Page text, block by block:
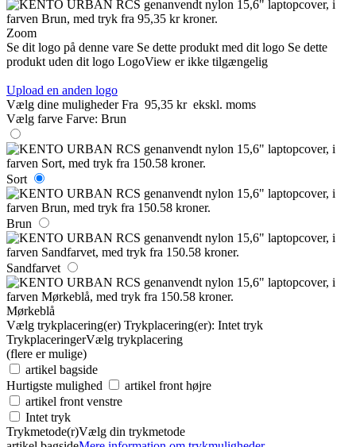
Zoom
Se dit logo på denne vare Se dette produkt med dit logo Se dette
produkt uden dit logo LogoView er ikke tilgængelig
Upload en anden logo
Vælg dine muligheder Fra 95,35 kr ekskl. moms
Vælg farve Farve: Brun
Sort
Brun
Sandfarvet
Mørkeblå
Vælg trykplacering(er) Trykplacering(er): Intet tryk
TrykplaceringerVælg trykplacering
(flere er mulige)
artikel bagside
Hurtigste mulighed
artikel front højre
artikel front venstre
Intet tryk
Trykmetode(r)Vælg din trykmetode